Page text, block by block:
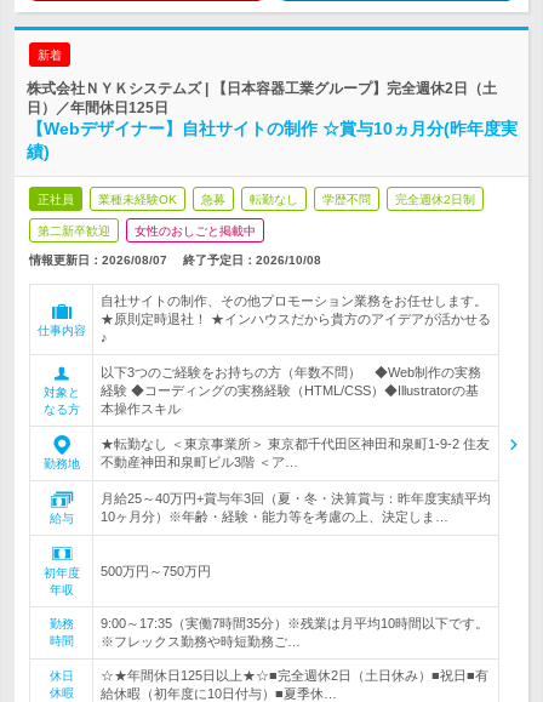
新着
株式会社ＮＹＫシステムズ | 【日本容器工業グループ】完全週休2日（土
日）／年間休日125日
【Webデザイナー】自社サイトの制作 ☆賞与10ヵ月分(昨年度実
績)
正社員 業種未経験OK 急募 転勤なし 学歴不問 完全週休2日制
第二新卒歓迎 女性のおしごと掲載中
情報更新日：2026/08/07 終了予定日： 2026/10/08
仕事内容
自社サイトの制作、その他プロモーション業務をお任せします。
★原則定時退社！ ★インハウスだから貴方のアイデアが活かせる
♪
対象と
なる方
以下3つのご経験をお持ちの方（年数不問） ◆Web制作の実務
経験 ◆コーディングの実務経験（HTML/CSS）◆Illustratorの基
本操作スキル
勤務地
★転勤なし ＜東京事業所＞ 東京都千代田区神田和泉町1-9-2 住友
不動産神田和泉町ビル3階 ＜ア…
給与
月給25～40万円+賞与年3回（夏・冬・決算賞与：昨年度実績平均
10ヶ月分）※年齢・経験・能力等を考慮の上、決定しま…
初年度
年収
500万円～750万円
勤務
時間
9:00～17:35（実働7時間35分）※残業は月平均10時間以下です。
※フレックス勤務や時短勤務ご…
休日
休暇
☆★年間休日125日以上★☆■完全週休2日（土日休み）■祝日■有
給休暇（初年度に10日付与）■夏季休…